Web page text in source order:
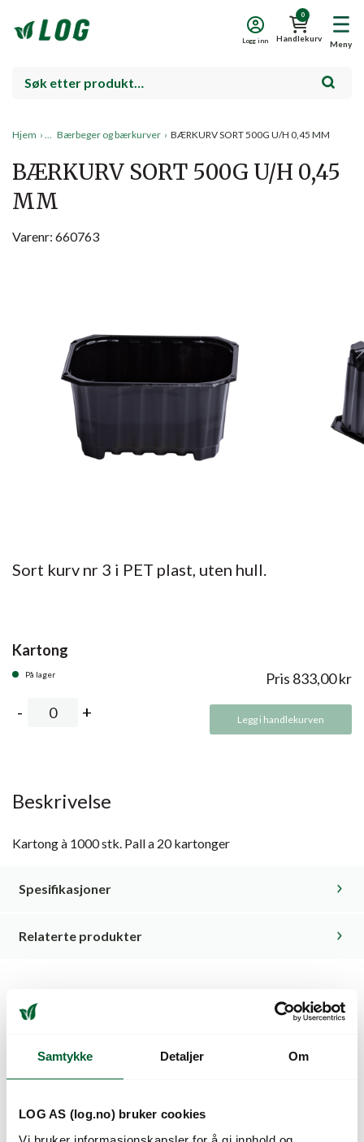
Samtykke Detaljer Om
LOG AS (log.no) bruker cookies
Meny
0
Handlekurv
Logg inn
Hjem › Bærbeger og bærkurver › BÆRKURV SORT 500G U/H 0,45 MM
BÆRKURV SORT 500G U/H 0,45
MM
Varenr: 660763
Sort kurv nr 3 i PET plast, uten hull.
Kartong
På lager Pris 833,00kr
Legg i handlekurven
Beskrivelse
Kartong à 1000 stk. Pall a 20 kartonger
Spesifikasjoner
Relaterte produkter
Kunder så også på